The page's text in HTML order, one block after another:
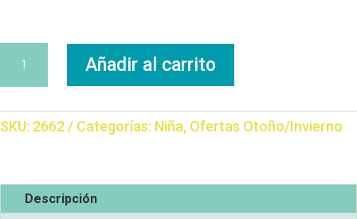
Corazón
Añadir al carrito
SKU: 2662 Categorías: Niña, Ofertas Otoño/Invierno
Descripción